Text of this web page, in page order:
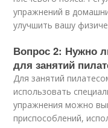
упражнений в
улучшить вашу
Вопрос 2: Нужно
для занятий
Для занятий
использовать
упражнения можно
приспособлений,